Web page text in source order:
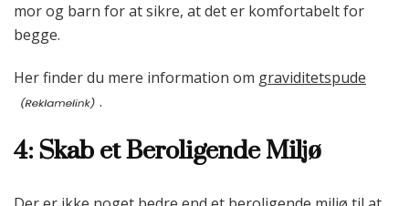
mor og barn for at sikre, at det er komfortabelt for
begge.
Her finder du mere information om graviditetspude
.
4: Skab et Beroligende Miljø